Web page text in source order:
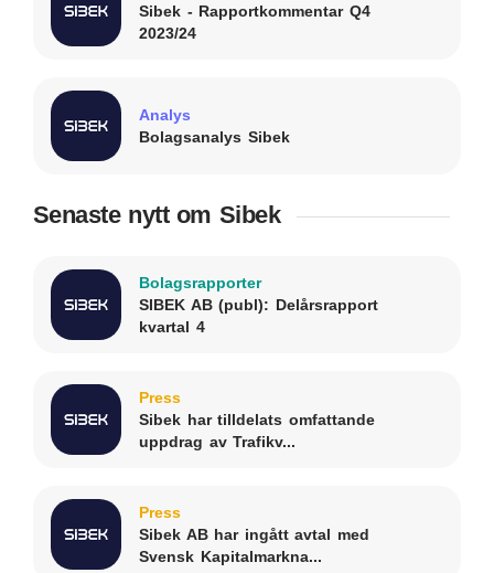
Sibek - Rapportkommentar Q4
2023/24
Analys
Bolagsanalys Sibek
Senaste nytt om Sibek
Bolagsrapporter
SIBEK AB (publ): Delårsrapport
kvartal 4
Press
Sibek har tilldelats omfattande
uppdrag av Trafikv...
Press
Sibek AB har ingått avtal med
Svensk Kapitalmarkna...